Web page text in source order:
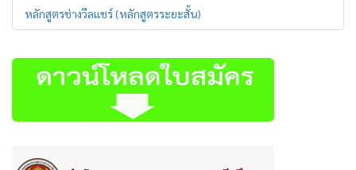
หลักสูตรช่างวีลแชร์ (หลักสูตรระยะสั้น)